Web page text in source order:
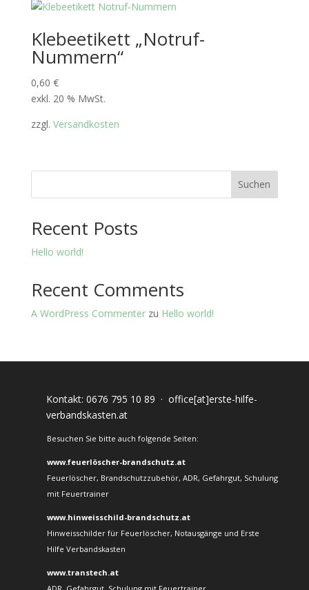
Klebeetikett „Notruf-
Nummern“
0,60 €
exkl. 20 % MwSt.
zzgl. Versandkosten
Suchen
Recent Posts
Hello world!
Recent Comments
A WordPress Commenterzu Hello world!
Kontakt: 0676 795 10 89 · office[at]erste-hilfe-
verbandskasten.at
Besuchen Sie bitte auch folgende Seiten:
www.feuerlöscher-brandschutz.at
Feuerlöscher, Brandschutzzubehör, ADR, Gefahrgut, Schulung
mit Feuertrainer
www.hinweisschild-brandschutz.at
Hinweisschilder für Feuerlöscher, Notausgänge und Erste
Hilfe Verbandskasten
www.transtech.at